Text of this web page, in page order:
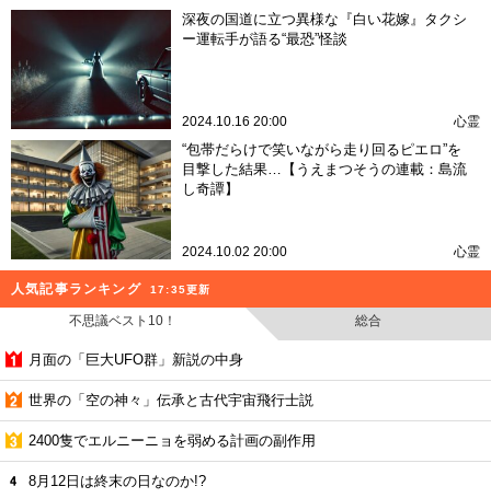
深夜の国道に立つ異様な『白い花嫁』タクシ
ー運転手が語る“最恐”怪談
2024.10.16 20:00 心霊
“包帯だらけで笑いながら走り回るピエロ”を
目撃した結果…【うえまつそうの連載：島流
し奇譚】
2024.10.02 20:00 心霊
人気記事ランキング 17:35更新
不思議ベスト10！ 総合
月面の「巨大UFO群」新説の中身
世界の「空の神々」伝承と古代宇宙飛行士説
2400隻でエルニーニョを弱める計画の副作用
8月12日は終末の日なのか!?